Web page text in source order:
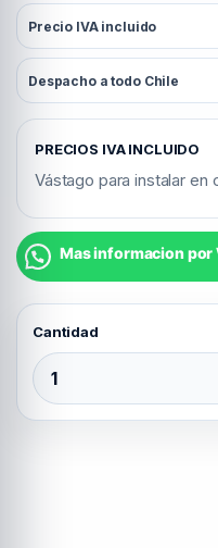
Precio IVA incluido
Despacho a todo Chile
PRECIOS IVA INCLUIDO
Vástago para instalar
Mas informacion por
Baliza Solar ambar